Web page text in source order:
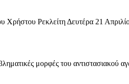
Ρεκλείτη Δευτέρα 21
μορφές του αντιστασιακού